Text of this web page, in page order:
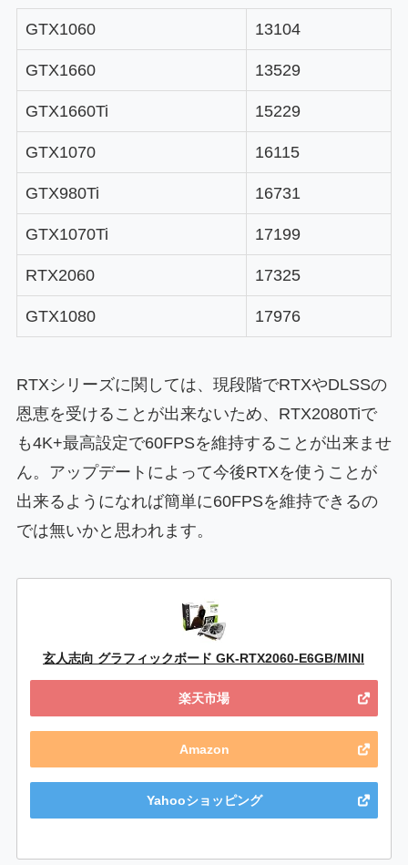
GTX1060 13104
GTX1660 13529
GTX1660Ti 15229
GTX1070 16115
GTX980Ti 16731
GTX1070Ti 17199
RTX2060 17325
GTX1080 17976
RTXシリーズに関しては、現段階でRTXやDLSSの
恩恵を受けることが出来ないため、RTX2080Tiで
も4K+最高設定で60FPSを維持することが出来ませ
ん。アップデートによって今後RTXを使うことが
出来るようになれば簡単に60FPSを維持できるの
では無いかと思われます。
玄人志向 グラフィックボード GK-RTX2060-E6GB/MINI
楽天市場
Amazon
Yahooショッピング